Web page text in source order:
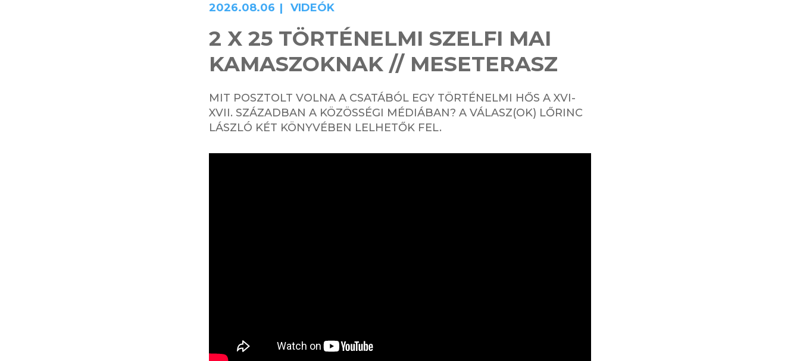
2026.08.06 VIDEÓK
2 X 25 TÖRTÉNELMI SZELFI MAI
KAMASZOKNAK // MESETERASZ
MIT POSZTOLT VOLNA A CSATÁBÓL EGY TÖRTÉNELMI HŐS A XVI-
XVII. SZÁZADBAN A KÖZÖSSÉGI MÉDIÁBAN? A VÁLASZ(OK) LŐRINC
LÁSZLÓ KÉT KÖNYVÉBEN LELHETŐK FEL.